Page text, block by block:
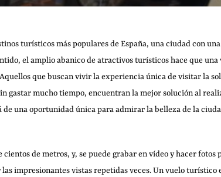
turísticos más populares de España, una ciudad con
el amplio abanico de atractivos turísticos hace que una
que buscan vivir la experiencia única de visitar la
gastar mucho tiempo, encuentran la mejor solución al
de una oportunidad única para admirar la belleza de la
cientos de metros, y, se puede grabar en vídeo y hacer
impresionantes vistas repetidas veces. Un vuelo turístico